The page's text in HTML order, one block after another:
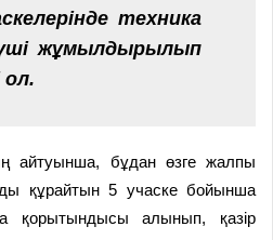
техника
жұмылдырылып
ол.
айтуынша, бұдан өзге жалпы
құрайтын 5 учаске бойынша
қорытындысы алынып, қазір